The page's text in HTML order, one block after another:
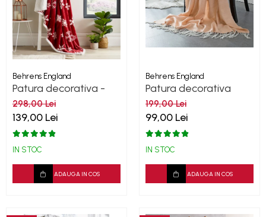
Behrens England
Patura decorativa -
Snow flakes
298,00 Lei
139,00 Lei
IN STOC
ADAUGA IN COS
Behrens England
Patura decorativa
Peach Lifestyle
199,00 Lei
99,00 Lei
IN STOC
ADAUGA IN COS